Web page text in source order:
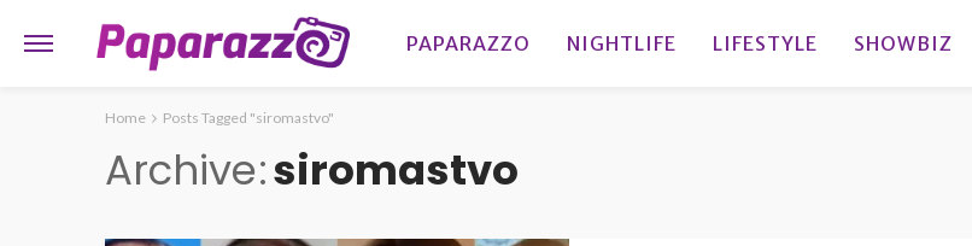
PAPARAZZO NIGHTLIFE LIFESTYLE SHOWBIZ
Home Posts Tagged "siromastvo"
Archive siromastvo